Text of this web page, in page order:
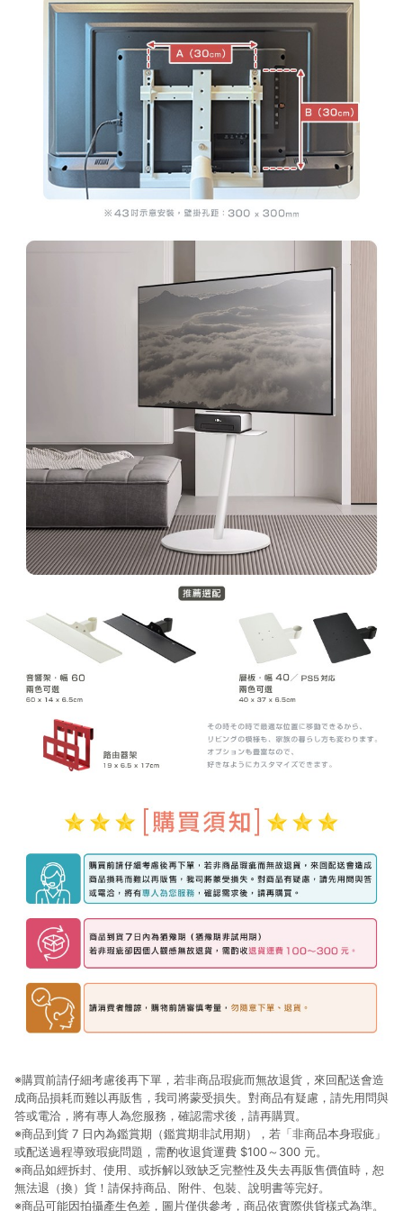
※購買前請仔細考慮後再下單，若非商品瑕疵而無故退貨，來回配送會造
成商品損耗而難以再販售，我司將蒙受損失。對商品有疑慮，請先用問與
答或電洽，將有專人為您服務，確認需求後，請再購買。
※商品到貨 7 日內為鑑賞期（鑑賞期非試用期），若「非商品本身瑕疵」
或配送過程導致瑕疵問題，需酌收退貨運費 $100～300 元。
※商品如經拆封、使用、或拆解以致缺乏完整性及失去再販售價值時，恕
無法退（換）貨！請保持商品、附件、包裝、說明書等完好。
※商品可能因拍攝產生色差，圖片僅供參考，商品依實際供貨樣式為準。